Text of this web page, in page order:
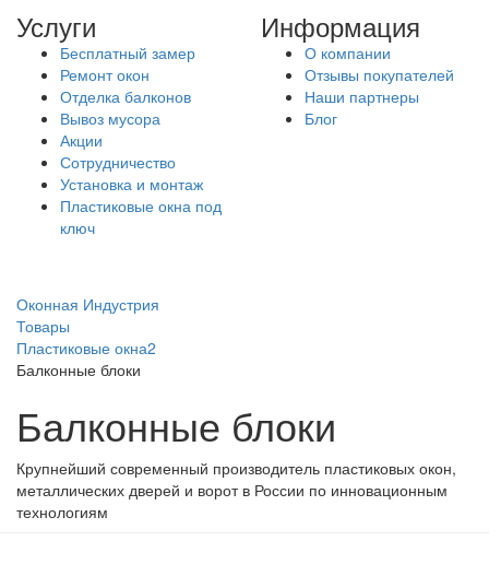
Услуги
Бесплатный замер
Ремонт окон
Отделка балконов
Вывоз мусора
Акции
Сотрудничество
Установка и монтаж
Пластиковые окна под
ключ
Информация
О компании
Отзывы покупателей
Наши партнеры
Блог
Оконная Индустрия
Товары
Пластиковые окна2
Балконные блоки
Балконные блоки
Крупнейший современный производитель пластиковых окон,
металлических дверей и ворот в России по инновационным
технологиям